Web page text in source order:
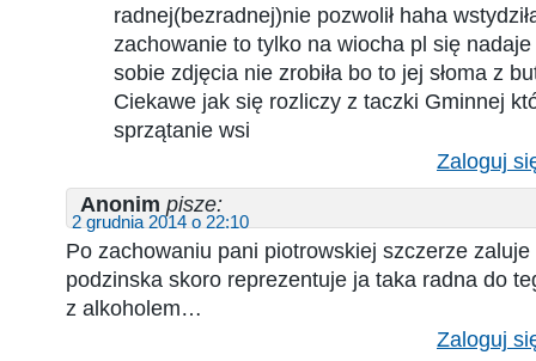
radnej(bezradnej)nie pozwolił haha
zachowanie to tylko na wiocha pl się
sobie zdjęcia nie zrobiła bo to jej słoma z
Ciekawe jak się rozliczy z taczki Gminnej
sprzątanie wsi
Zaloguj
Anonim pisze:
2 grudnia 2014 o 22:10
Po zachowaniu pani piotrowskiej szczerze
podzinska skoro reprezentuje ja taka radna do
z alkoholem…
Zaloguj